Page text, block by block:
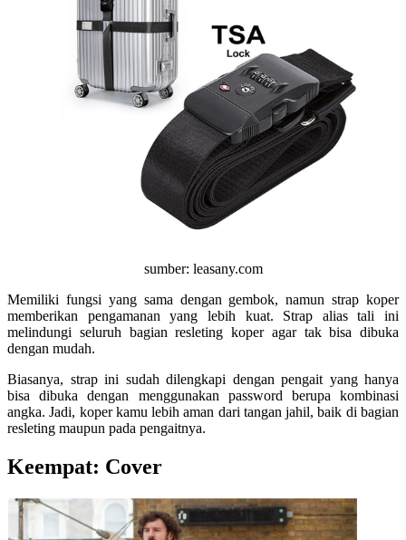
sumber: leasany.com
Memiliki fungsi yang sama dengan gembok, namun strap koper
memberikan pengamanan yang lebih kuat. Strap alias tali ini
melindungi seluruh bagian resleting koper agar tak bisa dibuka
dengan mudah.
Biasanya, strap ini sudah dilengkapi dengan pengait yang hanya
bisa dibuka dengan menggunakan password berupa kombinasi
angka. Jadi, koper kamu lebih aman dari tangan jahil, baik di bagian
resleting maupun pada pengaitnya.
Keempat: Cover